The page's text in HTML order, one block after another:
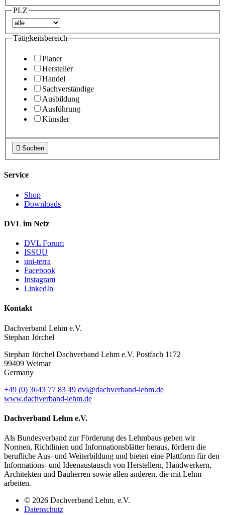
PLZ
Tätigkeitsbereich
Planer
Hersteller
Handel
Sachverständige
Ausbildung
Ausführung
Künstler
 Suchen
Service
Shop
Downloads
DVL im Netz
DVL Forum
ISSUU
uni-terra
Facebook
Instagram
LinkedIn
Kontakt
Dachverband Lehm e.V.
Stephan Jörchel
Stephan Jörchel Dachverband Lehm e.V. Postfach 1172
99409 Weimar
Germany
+49 (0) 3643 77 83 49 dvl@dachverband-lehm.de
www.dachverband-lehm.de
Dachverband Lehm e.V.
Als Bundesverband zur Förderung des Lehmbaus geben wir
Normen, Richtlinien und Informationsblätter heraus, fördern die
berufliche Aus- und Weiterbildung und bieten eine Plattform für den
Informations- und Ideenaustausch von Herstellern, Handwerkern,
Architekten und Bauherren sowie allen anderen, die mit Lehm
arbeiten.
© 2026 Dachverband Lehm. e.V.
Datenschutz